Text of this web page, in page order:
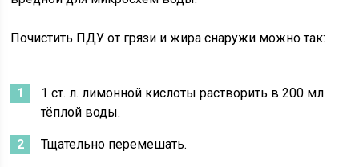
Почистить ПДУ от грязи и жира снаружи можно так:
1 ст. л. лимонной кислоты растворить в 200 мл
тёплой воды.
Тщательно перемешать.